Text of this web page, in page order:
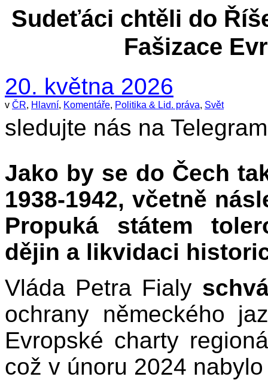
Sudeťáci chtěli do
Fašizace
20. května 2026
v ČR, Hlavní, Komentáře, Politika & Lid. práva, Svět
sledujte nás na
Jako by se do Čech
1938-1942, včetně
Propuká státem
dějin a likvidaci
Vláda Petra Fialy
ochrany německého
Evropské charty
což v únoru 2024